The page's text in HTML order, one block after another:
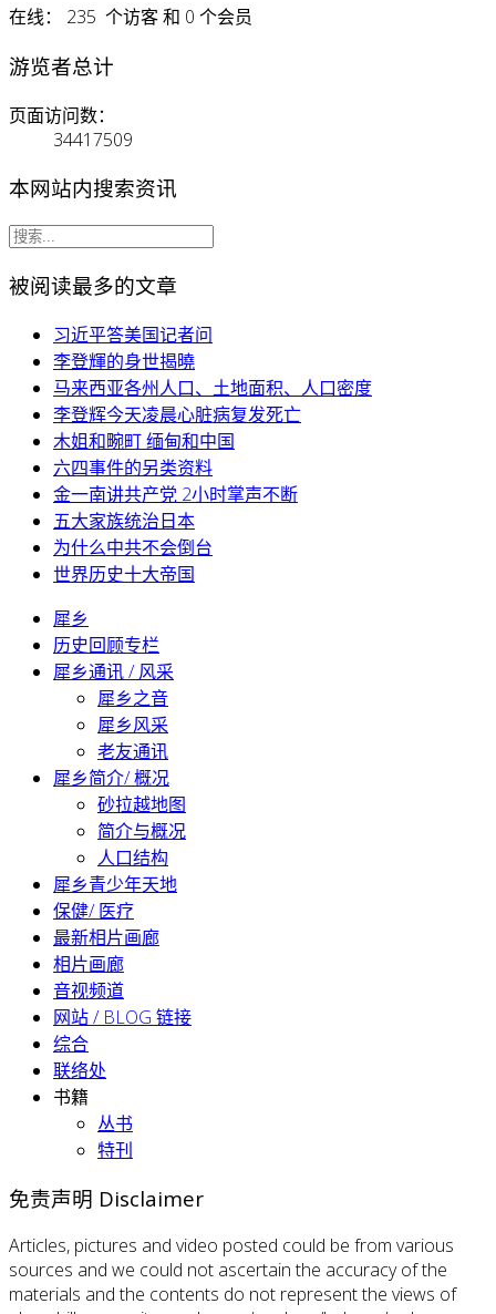
在线： 235 个访客 和 0 个会员
游览者总计
页面访问数：
34417509
本网站内搜索资讯
被阅读最多的文章
习近平答美国记者问
李登輝的身世揭曉
马来西亚各州人口、土地面积、人口密度
李登辉今天凌晨心脏病复发死亡
木姐和畹町 缅甸和中国
六四事件的另类资料
金一南讲共产党 2小时掌声不断
五大家族统治日本
为什么中共不会倒台
世界历史十大帝国
犀乡
历史回顾专栏
犀乡通讯 / 风采
犀乡之音
犀乡风采
老友通讯
犀乡简介/ 概况
砂拉越地图
简介与概况
人口结构
犀乡青少年天地
保健/ 医疗
最新相片画廊
相片画廊
音视频道
网站 / BLOG 链接
综合
联络处
书籍
丛书
特刊
免责声明 Disclaimer
Articles, pictures and video posted could be from various
sources and we could not ascertain the accuracy of the
materials and the contents do not represent the views of